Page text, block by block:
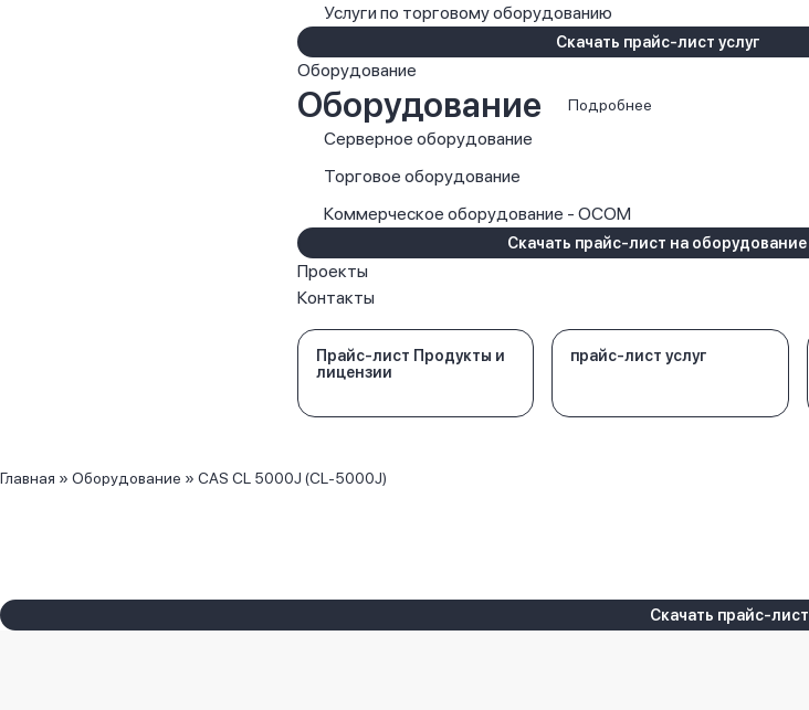
Услуги по торговому оборудованию
Скачать прайс-лист услуг
Оборудование
Оборудование Подробнее
Серверное оборудование
Торговое оборудование
Коммерческое оборудование - OCOM
Скачать прайс-лист на оборудование
Проекты
Контакты
Прайс-лист Продукты и
лицензии
прайс-лист услуг
Главная » Оборудование » CAS CL 5000J (CL-5000J)
Скачать прайс-лист